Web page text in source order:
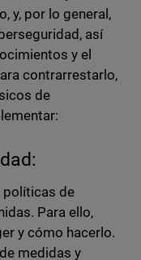
y, por lo general,
así
y el
contrarrestarlo,
de
políticas de
Para ello,
y cómo hacerlo.
medidas y